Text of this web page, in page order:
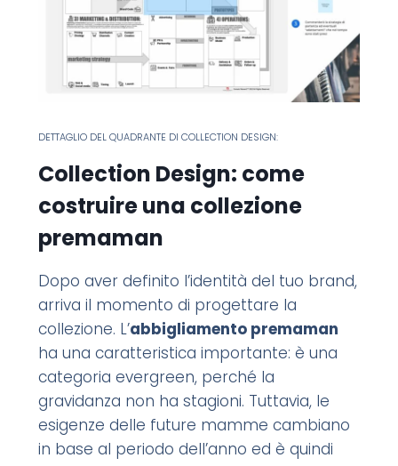
DETTAGLIO DEL QUADRANTE DI COLLECTION DESIGN:
Collection Design: come
costruire una collezione
premaman
Dopo aver definito l’identità del tuo brand,
arriva il momento di progettare la
collezione. L’abbigliamento premaman
ha una caratteristica importante: è una
categoria evergreen, perché la
gravidanza non ha stagioni. Tuttavia, le
esigenze delle future mamme cambiano
in base al periodo dell’anno ed è quindi